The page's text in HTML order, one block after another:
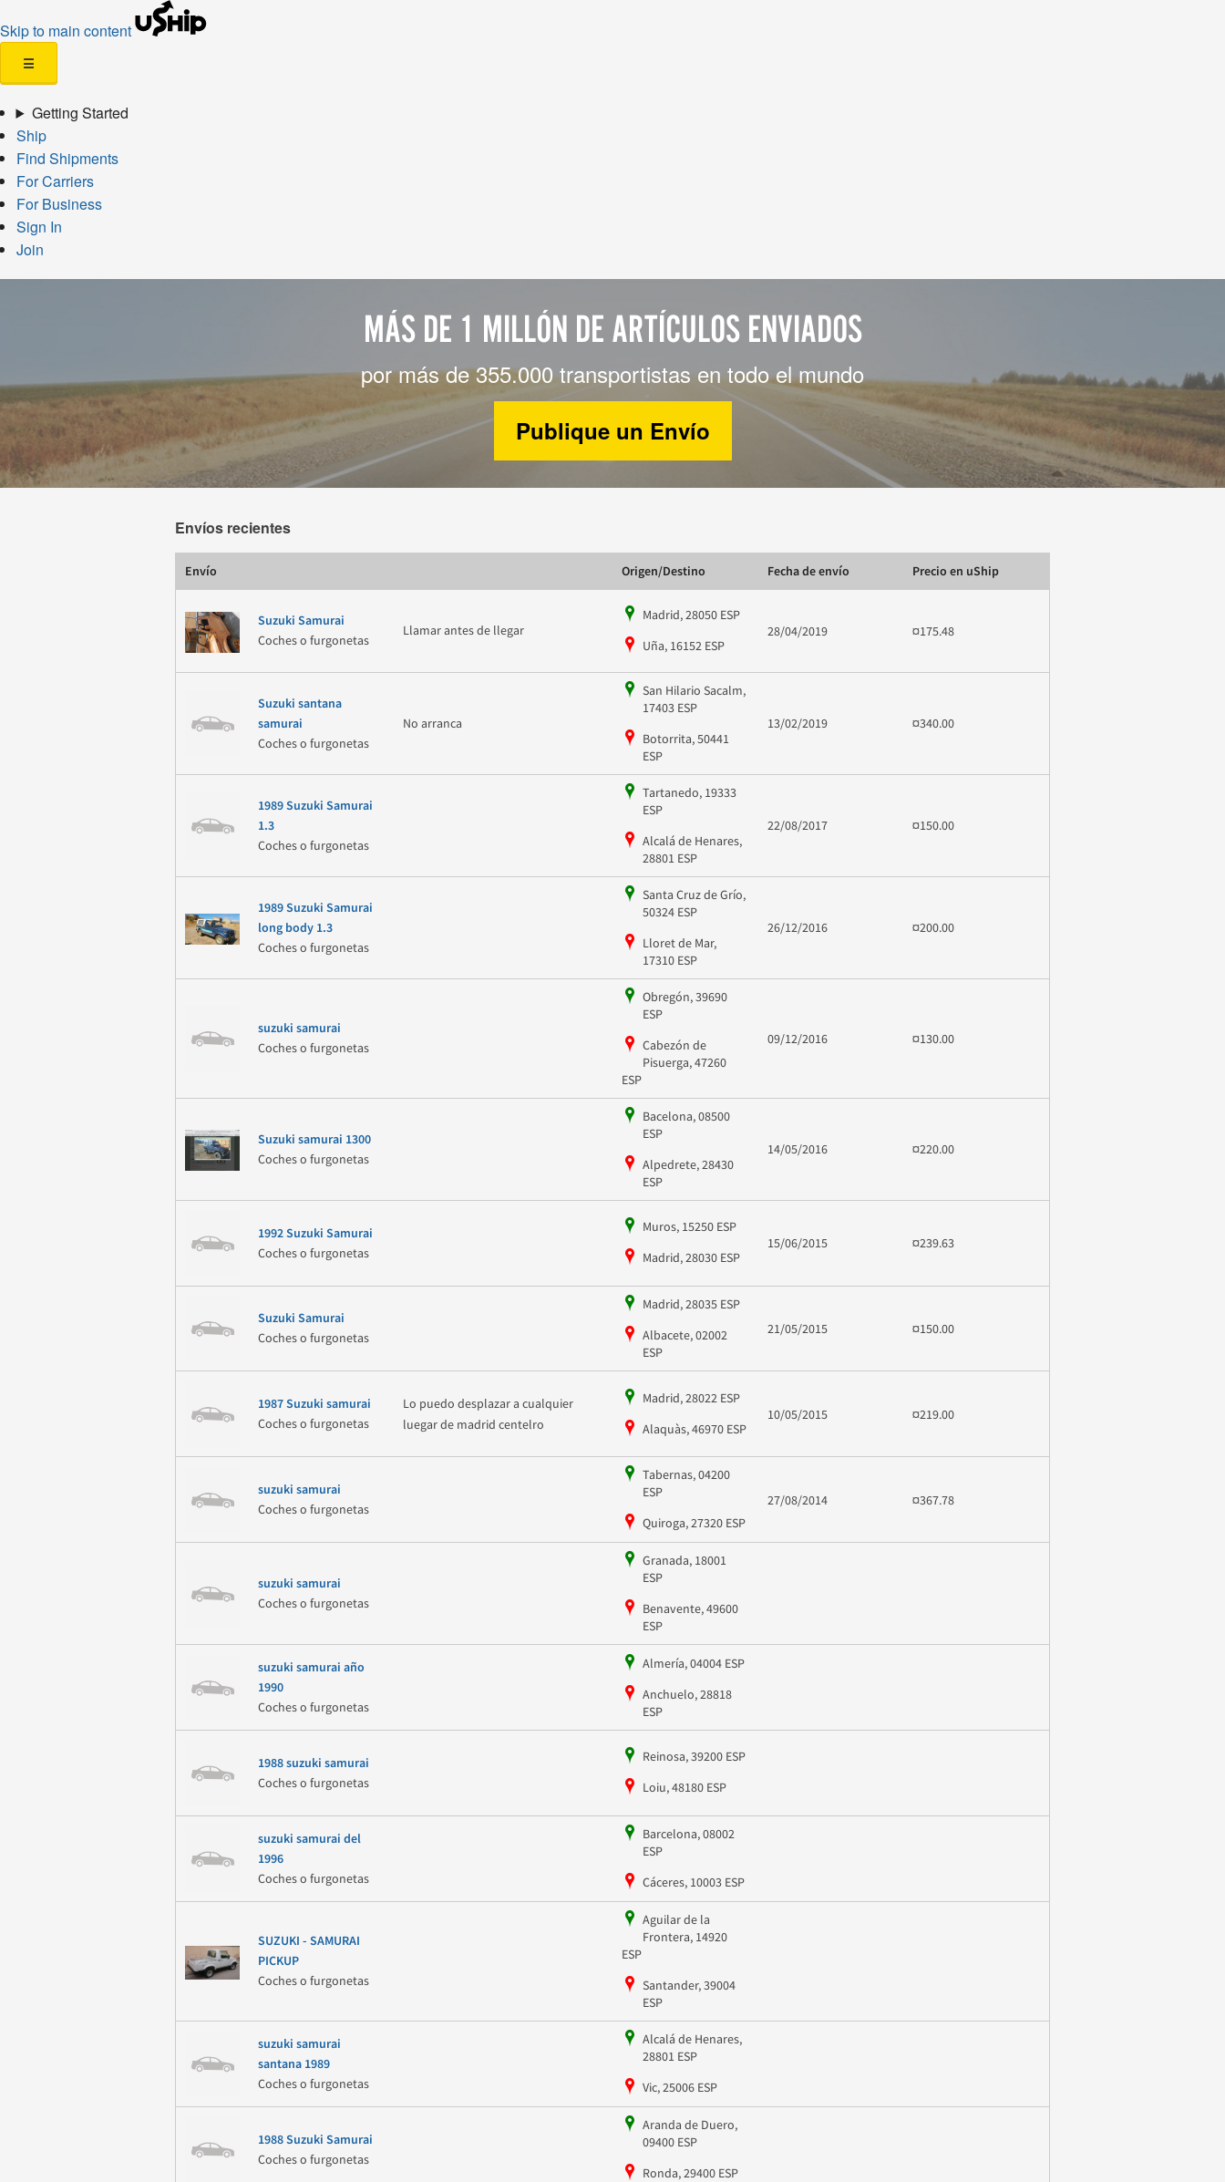
Skip to main content
☰
Getting Started
Ship
Find Shipments
For Carriers
For Business
Sign In
Join
MÁS DE 1 MILLÓN DE ARTÍCULOS ENVIADOS
por más de 355.000 transportistas en todo el mundo
Publique un Envío
Envíos recientes
Envío Origen/Destino Fecha de envío Precio en uShip
Suzuki Samurai
Coches o furgonetas
Llamar antes de llegar
Madrid, 28050 ESP
Uña, 16152 ESP
28/04/2019 ¤175.48
Suzuki santana
samurai
Coches o furgonetas
No arranca
San Hilario Sacalm,
17403 ESP
Botorrita, 50441
ESP
13/02/2019 ¤340.00
1989 Suzuki Samurai
1.3
Coches o furgonetas
Tartanedo, 19333
ESP
Alcalá de Henares,
28801 ESP
22/08/2017 ¤150.00
1989 Suzuki Samurai
long body 1.3
Coches o furgonetas
Santa Cruz de Grío,
50324 ESP
Lloret de Mar,
17310 ESP
26/12/2016 ¤200.00
suzuki samurai
Coches o furgonetas
Obregón, 39690
ESP
Cabezón de
Pisuerga, 47260
ESP
09/12/2016 ¤130.00
Suzuki samurai 1300
Coches o furgonetas
Bacelona, 08500
ESP
Alpedrete, 28430
ESP
14/05/2016 ¤220.00
1992 Suzuki Samurai
Coches o furgonetas
Muros, 15250 ESP
Madrid, 28030 ESP
15/06/2015 ¤239.63
Suzuki Samurai
Coches o furgonetas
Madrid, 28035 ESP
Albacete, 02002
ESP
21/05/2015 ¤150.00
1987 Suzuki samurai
Coches o furgonetas
Lo puedo desplazar a cualquier
luegar de madrid centelro
Madrid, 28022 ESP
Alaquàs, 46970 ESP
10/05/2015 ¤219.00
suzuki samurai
Coches o furgonetas
Tabernas, 04200
ESP
Quiroga, 27320 ESP
27/08/2014 ¤367.78
suzuki samurai
Coches o furgonetas
Granada, 18001
ESP
Benavente, 49600
ESP
suzuki samurai año
1990
Coches o furgonetas
Almería, 04004 ESP
Anchuelo, 28818
ESP
1988 suzuki samurai
Coches o furgonetas
Reinosa, 39200 ESP
Loiu, 48180 ESP
suzuki samurai del
1996
Coches o furgonetas
Barcelona, 08002
ESP
Cáceres, 10003 ESP
SUZUKI - SAMURAI
PICKUP
Coches o furgonetas
Aguilar de la
Frontera, 14920
ESP
Santander, 39004
ESP
suzuki samurai
santana 1989
Coches o furgonetas
Alcalá de Henares,
28801 ESP
Vic, 25006 ESP
1988 Suzuki Samurai
Coches o furgonetas
Aranda de Duero,
09400 ESP
Ronda, 29400 ESP